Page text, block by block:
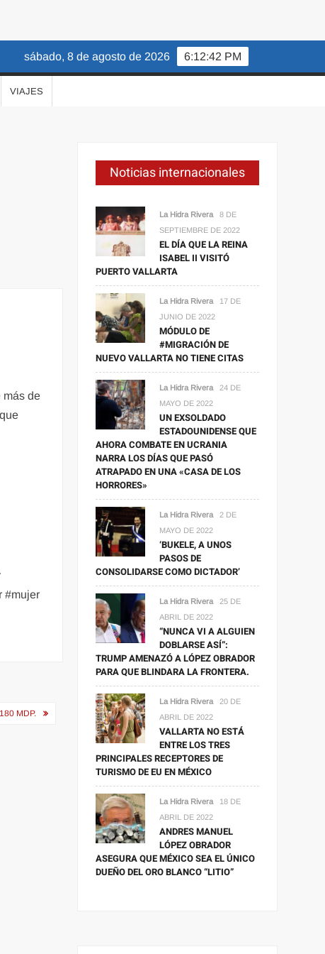
6:12:43 PM
sábado, 8 de agosto de 2026
VIAJES
más de
#mujer
MDP.
Noticias internacionales
La Hidra Rivera
8 DE
SEPTIEMBRE DE 2022
EL DÍA QUE LA REINA
ISABEL II VISITÓ
PUERTO VALLARTA
La Hidra Rivera
17 DE
JUNIO DE 2022
MÓDULO DE
#MIGRACIÓN DE
NUEVO VALLARTA NO TIENE CITAS
La Hidra Rivera
24 DE
MAYO DE 2022
UN EXSOLDADO
ESTADOUNIDENSE QUE
AHORA COMBATE EN UCRANIA
NARRA LOS DÍAS QUE PASÓ
ATRAPADO EN UNA «CASA DE LOS
HORRORES»
La Hidra Rivera
2 DE
MAYO DE 2022
‘BUKELE, A UNOS
PASOS DE
CONSOLIDARSE COMO DICTADOR’
La Hidra Rivera
25 DE
ABRIL DE 2022
“NUNCA VI A ALGUIEN
DOBLARSE ASÍ”:
TRUMP AMENAZÓ A LÓPEZ OBRADOR
PARA QUE BLINDARA LA FRONTERA.
La Hidra Rivera
20 DE
ABRIL DE 2022
VALLARTA NO ESTÁ
ENTRE LOS TRES
PRINCIPALES RECEPTORES DE
TURISMO DE EU EN MÉXICO
La Hidra Rivera
18 DE
ABRIL DE 2022
ANDRES MANUEL
LÓPEZ OBRADOR
ASEGURA QUE MÉXICO SEA EL ÚNICO
DUEÑO DEL ORO BLANCO “LITIO”